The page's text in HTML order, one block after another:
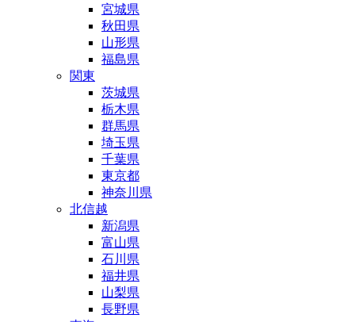
宮城県
秋田県
山形県
福島県
関東
茨城県
栃木県
群馬県
埼玉県
千葉県
東京都
神奈川県
北信越
新潟県
富山県
石川県
福井県
山梨県
長野県